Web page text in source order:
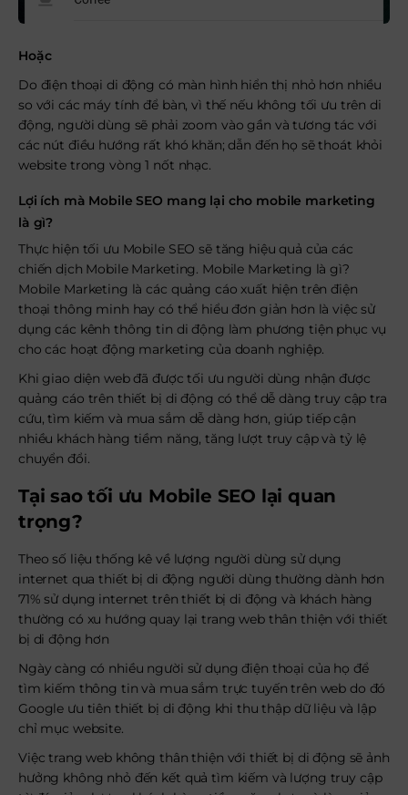
Hoặc
Do điện thoại di động có màn hình hiển thị nhỏ hơn nhiều
so với các máy tính để bàn, vì thế nếu không tối ưu trên di
động, người dùng sẽ phải zoom vào gần và tương tác với
các nút điều hướng rất khó khăn; dẫn đến họ sẽ thoát khỏi
website trong vòng 1 nốt nhạc.
Lợi ích mà Mobile SEO mang lại cho mobile marketing
là gì?
Thực hiện tối ưu Mobile SEO sẽ tăng hiệu quả của các
chiến dịch Mobile Marketing. Mobile Marketing là gì?
Mobile Marketing là các quảng cáo xuất hiện trên điện
thoại thông minh hay có thể hiểu đơn giản hơn là việc sử
dụng các kênh thông tin di động làm phương tiện phục vụ
cho các hoạt động marketing của doanh nghiệp.
Khi giao diện web đã được tối ưu người dùng nhận được
quảng cáo trên thiết bị di động có thể dễ dàng truy cập tra
cứu, tìm kiếm và mua sắm dễ dàng hơn, giúp tiếp cận
nhiều khách hàng tiềm năng, tăng lượt truy cập và tỷ lệ
chuyển đổi.
Tại sao tối ưu Mobile SEO lại quan
trọng?
Theo số liệu thống kê về lượng người dùng sử dụng
internet qua thiết bị di động người dùng thường dành hơn
71% sử dụng internet trên thiết bị di động và khách hàng
thường có xu hướng quay lại trang web thân thiện với thiết
bị di động hơn
Ngày càng có nhiều người sử dụng điện thoại của họ để
tìm kiếm thông tin và mua sắm trực tuyến trên web do đó
Google ưu tiên thiết bị di động khi thu thập dữ liệu và lập
chỉ mục website.
Việc trang web không thân thiện với thiết bị di động sẽ ảnh
hưởng không nhỏ đến kết quả tìm kiếm và lượng truy cập